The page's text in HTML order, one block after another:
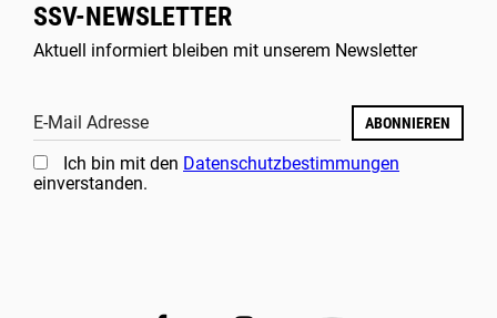
SSV-NEWSLETTER
Aktuell informiert bleiben mit unserem Newsletter
E-Mail Adresse ABONNIEREN
Ich bin mit den Datenschutzbestimmungen
einverstanden.